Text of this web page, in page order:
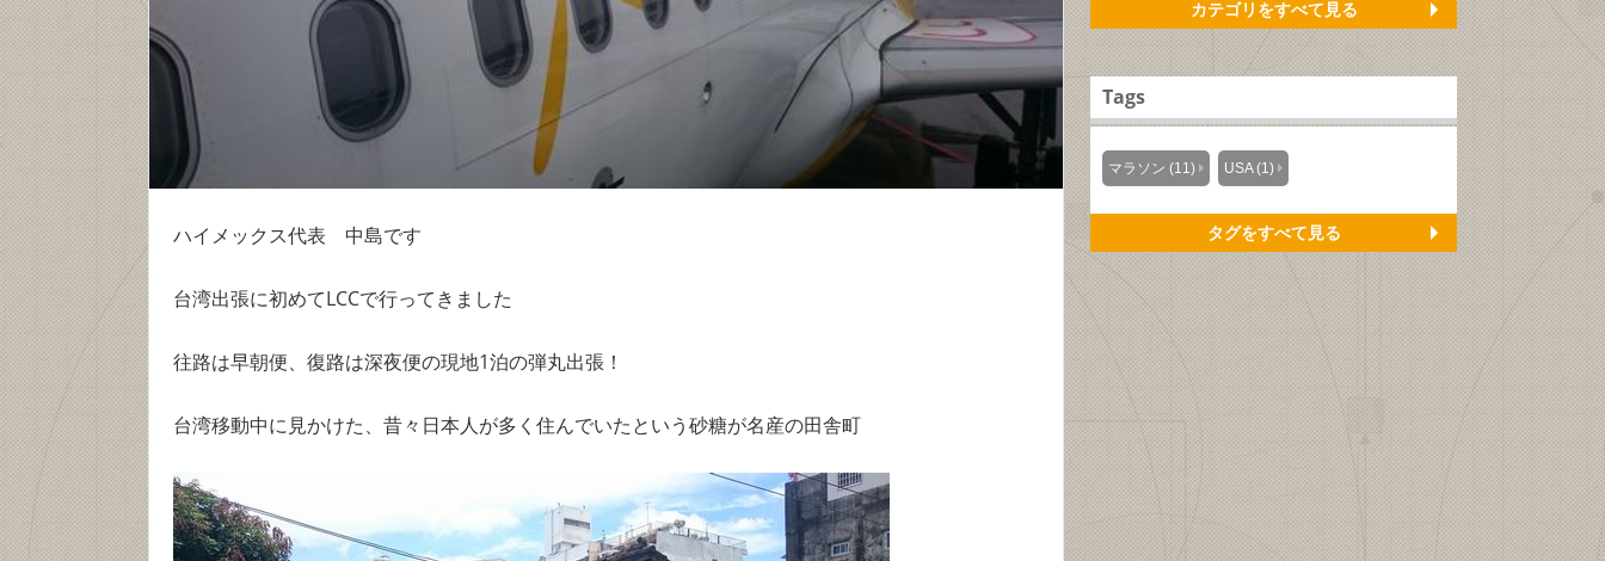
ハイメックス代表 中島です
台湾出張に初めてLCCで行ってきました
往路は早朝便、復路は深夜便の現地1泊の弾丸出張！
台湾移動中に見かけた、昔々日本人が多く住んでいたという砂糖が名産の田舎町
カテゴリをすべて見る
Tags
マラソン (11) USA (1)
タグをすべて見る